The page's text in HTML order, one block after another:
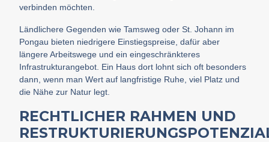
verbinden möchten.
Ländlichere Gegenden wie Tamsweg oder St. Johann im
Pongau bieten niedrigere Einstiegspreise, dafür aber
längere Arbeitswege und ein eingeschränkteres
Infrastrukturangebot. Ein Haus dort lohnt sich oft besonders
dann, wenn man Wert auf langfristige Ruhe, viel Platz und
die Nähe zur Natur legt.
RECHTLICHER RAHMEN UND